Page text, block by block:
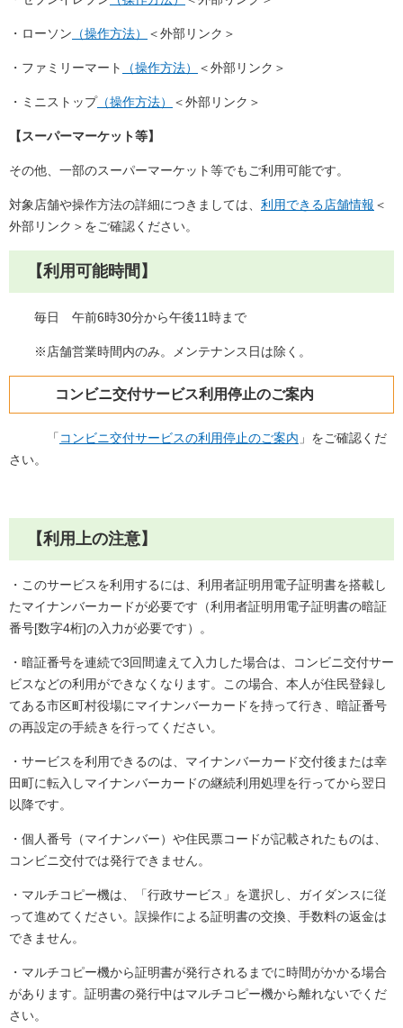
・ローソン （操作方法） ＜外部リンク＞
・ファミリーマート （操作方法） ＜外部リンク＞
・ミニストップ（操作方法） ＜外部リンク＞
【スーパーマーケット等】
その他、一部のスーパーマーケット等でもご利用可能です。
対象店舗や操作方法の詳細につきましては、 利用できる店舗情報 ＜
外部リンク＞ をご確認ください。
【利用可能時間】
毎日 午前6時30分から午後11時まで
※店舗営業時間内のみ。メンテナンス日は除く。
コンビニ交付サービス利用停止のご案内
「 コンビニ交付サービスの利用停止のご案内 」をご確認くだ
さい。
【利用上の注意】
・このサービスを利用するには、利用者証明用電子証明書を搭載し
たマイナンバーカードが必要です（利用者証明用電子証明書の暗証
番号[数字4桁]の入力が必要です）。
・暗証番号を連続で3回間違えて入力した場合は、コンビニ交付サー
ビスなどの利用ができなくなります。この場合、本人が住民登録し
てある市区町村役場にマイナンバーカードを持って行き、暗証番号
の再設定の手続きを行ってください。
・サービスを利用できるのは、マイナンバーカード交付後または幸
田町に転入しマイナンバーカードの継続利用処理を行ってから翌日
以降です。
・個人番号（マイナンバー）や住民票コードが記載されたものは、
コンビニ交付では発行できません。
・マルチコピー機は、「行政サービス」を選択し、ガイダンスに従
って進めてください。誤操作による証明書の交換、手数料の返金は
できません。
・マルチコピー機から証明書が発行されるまでに時間がかかる場合
があります。証明書の発行中はマルチコピー機から離れないでくだ
さい。